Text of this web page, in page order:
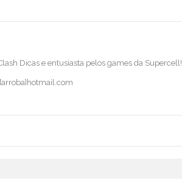
Dicas e entusiasta pelos games da Supercell!